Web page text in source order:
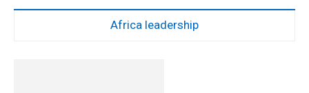
Africa leadership